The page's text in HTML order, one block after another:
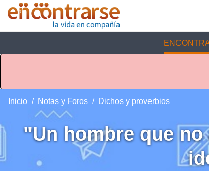
Inicio Notas y Foros Dichos y proverbios
"Un hombre que